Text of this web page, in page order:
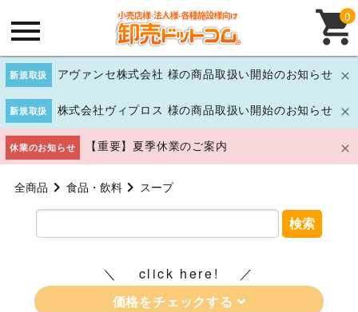
新規取扱 アヴァンセ株式会社 様の商品取扱い開始のお知らせ
新規取扱 株式会社ヴィプロス 様の商品取扱い開始のお知らせ
休業のお知らせ 【重要】夏季休業のご案内
0
全商品 食品・飲料 スープ
検索
click here!
価格をチェックする